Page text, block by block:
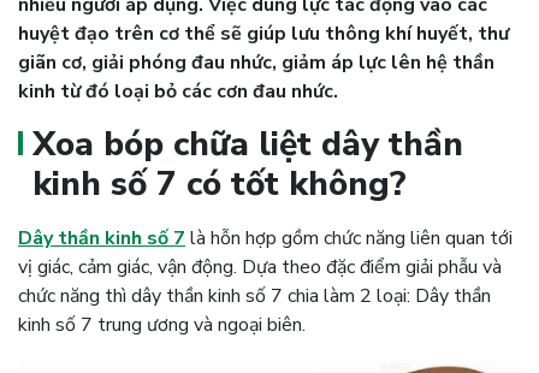
huyệt đạo trên cơ thể sẽ giúp lưu thông khí huyết, thư
giãn cơ, giải phóng đau nhức, giảm áp lực lên hệ thần
kinh từ đó loại bỏ các cơn đau nhức.
Xoa bóp chữa liệt dây thần
kinh số 7 có tốt không?
Dây thần kinh số 7 là hỗn hợp gồm chức năng liên quan tới
vị giác, cảm giác, vận động. Dựa theo đặc điểm giải phẫu và
chức năng thì dây thần kinh số 7 chia làm 2 loại: Dây thần
kinh số 7 trung ương và ngoại biên.